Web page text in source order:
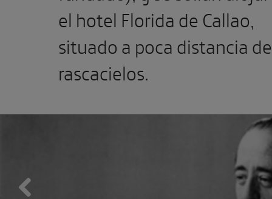
el hotel Florida de Callao,
situado a poca distancia
rascacielos.